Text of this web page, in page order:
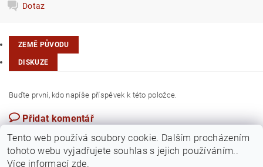
Dotaz
ZEMĚ PŮVODU
DISKUZE
Buďte první, kdo napíše příspěvek k této položce.
Přidat komentář
Tento web používá soubory cookie. Dalším procházením
tohoto webu vyjadřujete souhlas s jejich používáním..
Více informací zde.